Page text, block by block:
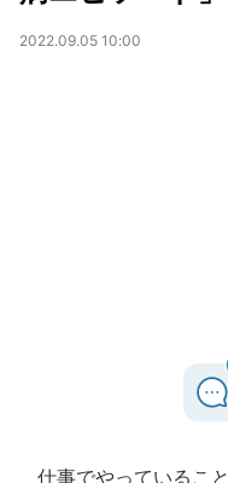
2022.09.05 10:00
仕事でやっているこ